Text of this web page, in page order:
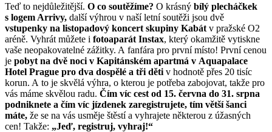
Teď to nejdůležitější. O co soutěžíme? O krásný bílý plecháčkek
s logem Arrivy, další výhrou v naší letní soutěži jsou dvě
vstupenky na listopadový koncert skupiny Kabát v pražské O2
aréně. Vyhrát můžete i fotoaparát Instax, který okamžitě vytiskne
vaše neopakovatelné zážitky. A fanfára pro první místo! První cenou
je pobyt na dvě noci v Kapitánském apartmá v Aquapalace
Hotel Prague pro dva dospělé a tři děti v hodnotě přes 20 tisíc
korun. A to je skvělá výhra, o kterou je potřeba zabojovat, takže pro
vás máme skvělou radu. Čím víc cest od 15. června do 31. srpna
podniknete a čím víc jízdenek zaregistrujete, tím větší šanci
máte, že se na vás usměje štěstí a vyhrajete některou z úžasných
cen! Takže: „Jeď, registruj, vyhraj!“